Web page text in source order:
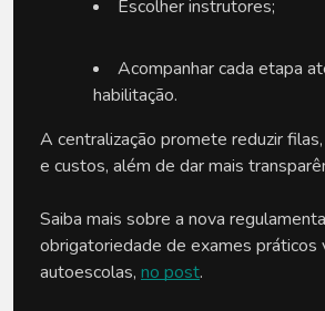
Escolher instrutores;
Acompanhar cada etapa
habilitação.
A centralização promete reduzir
e custos, além de dar mais
Saiba mais sobre a nova
obrigatoriedade de exames práticos
autoescolas, no post.